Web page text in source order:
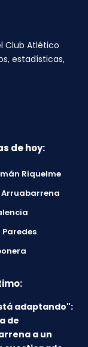
Club Atlético
estadísticas,
de hoy:
Riquelme
adaptando":
de
a un